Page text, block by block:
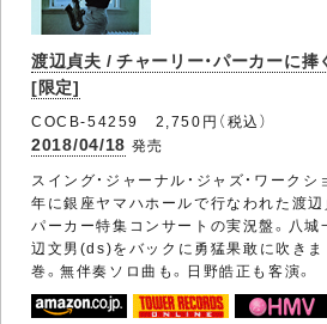
渡辺貞夫 / チャーリー・パーカーに
[限定]
COCB-54259 2,750円（税込）
2018/04/18 発売
スイング・ジャーナル・ジャズ・ワーク
年に銀座ヤマハホールで行なわれた渡辺
パーカー特集コンサートの実況盤。八城
辺文男(ds)をバックに勇猛果敢に吹き
巻。無伴奏ソロ曲も。日野皓正も客演。